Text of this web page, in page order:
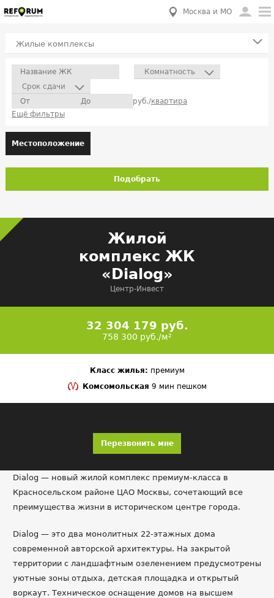
Москва и МО
Жилые комплексы
Комнатность
Срок сдачи
руб./квартира
Ещё фильтры
Местоположение
Подобрать
Жилой
комплекс ЖК
«Dialog»
Центр-Инвест
32 304 179 руб.
758 300 руб./м²
Класс жилья: премиум
Комсомольская 9 мин пешком
Перезвонить мне
Dialog — новый жилой комплекс премиум-класса в
Красносельском районе ЦАО Москвы, сочетающий все
преимущества жизни в историческом центре города.
Dialog — это два монолитных 22-этажных дома
современной авторской архитектуры. На закрытой
территории с ландшафтным озеленением предусмотрены
уютные зоны отдыха, детская площадка и открытый
воркаут. Техническое оснащение домов на высшем